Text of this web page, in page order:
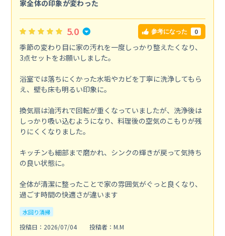
家全体の印象が変わった
5.0 参考になった 0
季節の変わり目に家の汚れを一度しっかり整えたくなり、
3点セットをお願いしました。
浴室では落ちにくかった水垢やカビを丁寧に洗浄してもら
え、壁も床も明るい印象に。
換気扇は油汚れで回転が重くなっていましたが、洗浄後は
しっかり吸い込むようになり、料理後の空気のこもりが残
りにくくなりました。
キッチンも細部まで磨かれ、シンクの輝きが戻って気持ち
の良い状態に。
全体が清潔に整ったことで家の雰囲気がぐっと良くなり、
過ごす時間の快適さが違います
水回り清掃
投稿日：2026/07/04
投稿者：M.M